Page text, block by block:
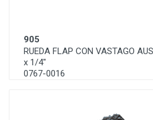
905
RUEDA FLAP CON VASTAGO
x 1/4"
0767-0016